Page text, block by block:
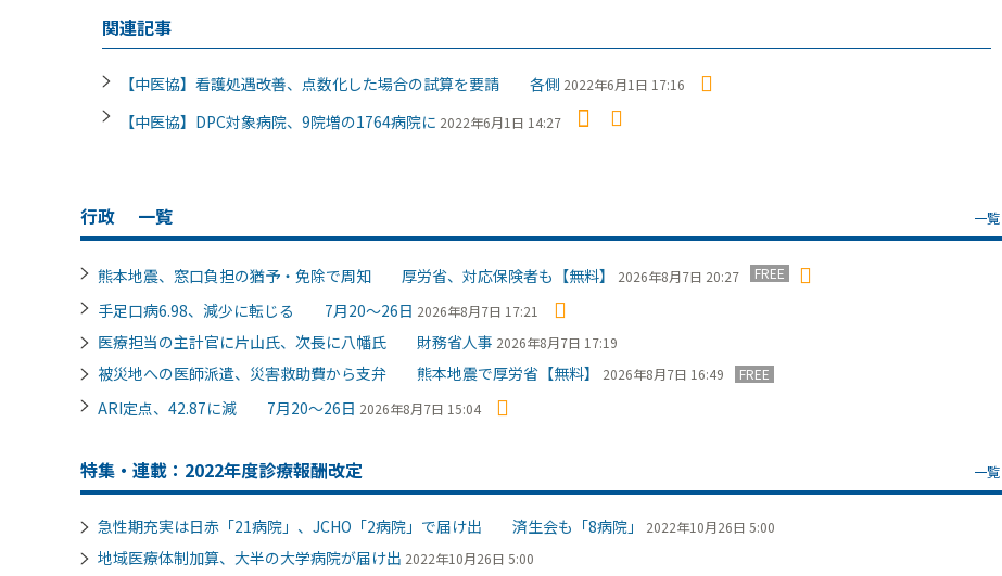
関連記事
【中医協】看護処遇改善、点数化した場合の試算を要請 各側 2022年6月1日 17:16
【中医協】DPC対象病院、9院増の1764病院に 2022年6月1日 14:27
行政 一覧 一覧
熊本地震、窓口負担の猶予・免除で周知 厚労省、対応保険者も【無料】 2026年8月7日 20:27 FREE
手足口病6.98、減少に転じる 7月20～26日 2026年8月7日 17:21
医療担当の主計官に片山氏、次長に八幡氏 財務省人事 2026年8月7日 17:19
被災地への医師派遣、災害救助費から支弁 熊本地震で厚労省【無料】 2026年8月7日 16:49 FREE
ARI定点、42.87に減 7月20～26日 2026年8月7日 15:04
特集・連載：2022年度診療報酬改定 一覧
急性期充実は日赤「21病院」、JCHO「2病院」で届け出 済生会も「8病院」 2022年10月26日 5:00
地域医療体制加算、大半の大学病院が届け出 2022年10月26日 5:00